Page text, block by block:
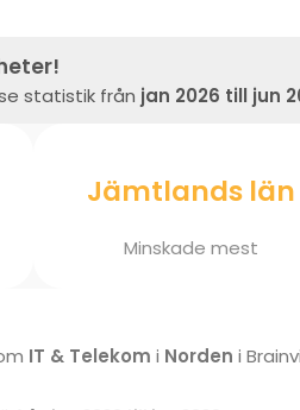
statistik från jan 2026 till jun
Jämtlands län
Minskade mest
IT & Telekom i Norden i